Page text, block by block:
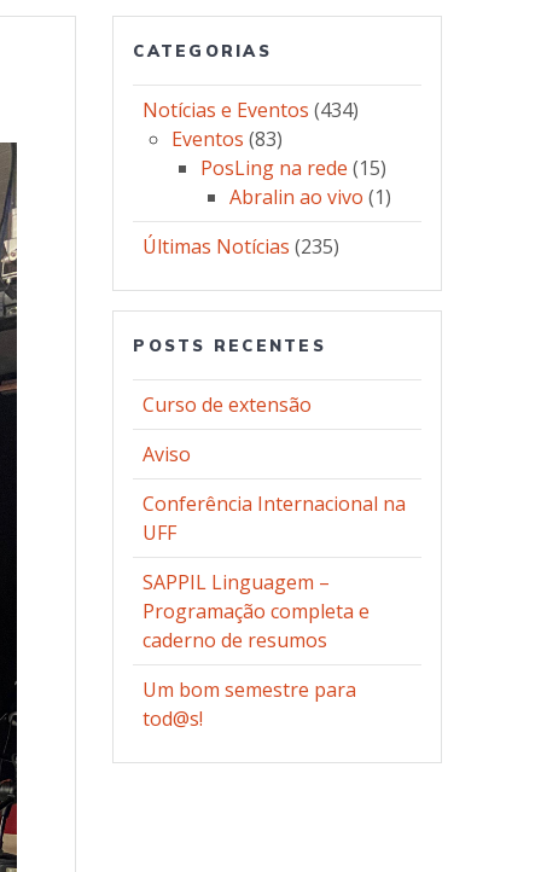
CATEGORIAS
Notícias e Eventos (434)
Eventos (83)
PosLing na rede (15)
Abralin ao vivo (1)
Últimas Notícias (235)
POSTS RECENTES
Curso de extensão
Aviso
Conferência Internacional na
UFF
SAPPIL Linguagem –
Programação completa e
caderno de resumos
Um bom semestre para
tod@s!